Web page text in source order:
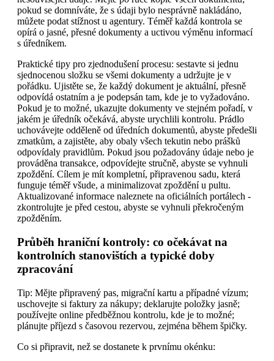
pokud se domníváte, že s údaji bylo nesprávně nakládáno,
můžete podat stížnost u agentury. Téměř každá kontrola se
opírá o jasné, přesné dokumenty a uctivou výměnu informací
s úředníkem.
Praktické tipy pro zjednodušení procesu: sestavte si jednu
sjednocenou složku se všemi dokumenty a udržujte je v
pořádku. Ujistěte se, že každý dokument je aktuální, přesně
odpovídá ostatním a je podepsán tam, kde je to vyžadováno.
Pokud je to možné, ukazujte dokumenty ve stejném pořadí, v
jakém je úředník očekává, abyste urychlili kontrolu. Prádlo
uchovávejte odděleně od úředních dokumentů, abyste předešli
zmatkům, a zajistěte, aby obaly všech tekutin nebo prášků
odpovídaly pravidlům. Pokud jsou požadovány údaje nebo je
prováděna transakce, odpovídejte stručně, abyste se vyhnuli
zpoždění. Cílem je mít kompletní, připravenou sadu, která
funguje téměř všude, a minimalizovat zpoždění u pultu.
Aktualizované informace naleznete na oficiálních portálech -
zkontrolujte je před cestou, abyste se vyhnuli překročeným
zpožděním.
Průběh hraniční kontroly: co očekávat na
kontrolních stanovištích a typické doby
zpracování
Tip: Mějte připravený pas, migrační kartu a případné vízum;
uschovejte si faktury za nákupy; deklarujte položky jasně;
používejte online předběžnou kontrolu, kde je to možné;
plánujte příjezd s časovou rezervou, zejména během špičky.
Co si připravit, než se dostanete k prvnímu okénku: